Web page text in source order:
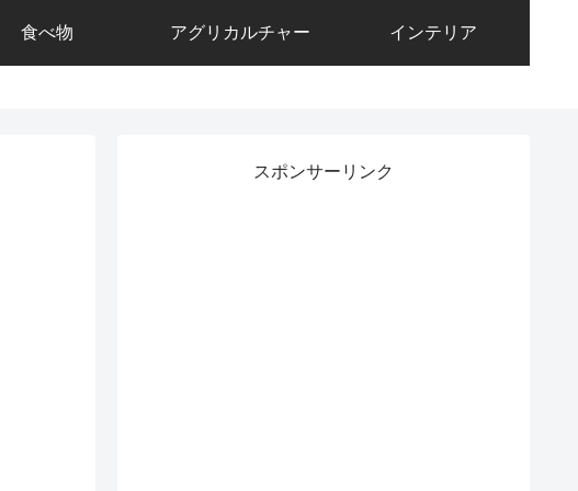
食べ物 アグリカルチャー インテリア
スポンサーリンク